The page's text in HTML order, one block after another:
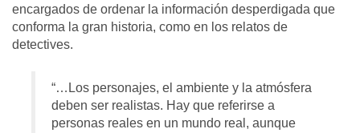
encargados de ordenar la información desperdigada que
conforma la gran historia, como en los relatos de
detectives.
“…Los personajes, el ambiente y la atmósfera
deben ser realistas. Hay que referirse a
personas reales en un mundo real, aunque